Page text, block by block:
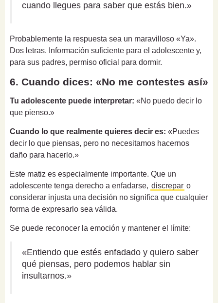
cuando llegues para saber que estás bien.»
Probablemente la respuesta sea un maravilloso «Ya».
Dos letras. Información suficiente para el adolescente y,
para sus padres, permiso oficial para dormir.
6. Cuando dices: «No me contestes así»
Tu adolescente puede interpretar: «No puedo decir lo
que pienso.»
Cuando lo que realmente quieres decir es: «Puedes
decir lo que piensas, pero no necesitamos hacernos
daño para hacerlo.»
Este matiz es especialmente importante. Que un
adolescente tenga derecho a enfadarse, discrepar o
considerar injusta una decisión no significa que cualquier
forma de expresarlo sea válida.
Se puede reconocer la emoción y mantener el límite:
«Entiendo que estés enfadado y quiero saber
qué piensas, pero podemos hablar sin
insultarnos.»